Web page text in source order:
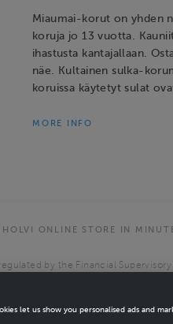
Miaumai-korut on yhden
koruja jo 13 vuotta.
ihastusta kantajallaan.
näe. Kultainen sulka-
koruissa käytetyt sulat
MORE INFO
ONLINE STORE IN
by the Financial
let us show you personalised ads and